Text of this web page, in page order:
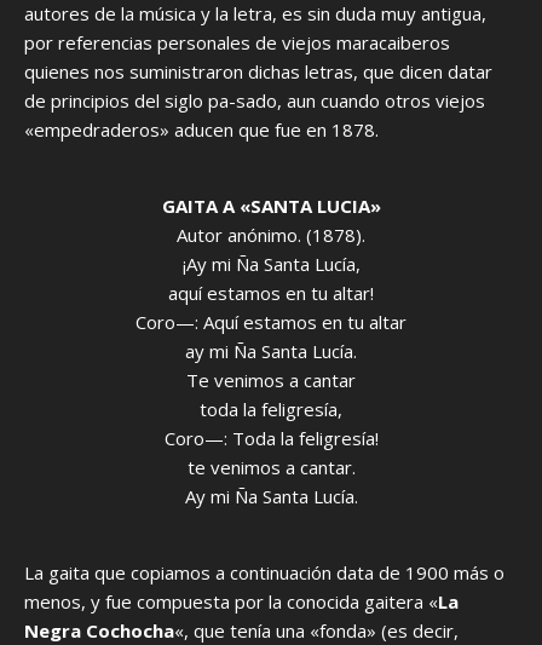
autores de la música y la letra, es sin duda muy antigua,
por referencias personales de viejos maracaiberos
quienes nos suministraron dichas letras, que dicen datar
de principios del siglo pa-sado, aun cuando otros viejos
«empedraderos» aducen que fue en 1878.
GAITA A «SANTA LUCIA»
Autor anónimo. (1878).
¡Ay mi Ña Santa Lucía,
aquí estamos en tu altar!
Coro—: Aquí estamos en tu altar
ay mi Ña Santa Lucía.
Te venimos a cantar
toda la feligresía,
Coro—: Toda la feligresía!
te venimos a cantar.
Ay mi Ña Santa Lucía.
La gaita que copiamos a continuación data de 1900 más o
menos, y fue compuesta por la conocida gaitera «La
Negra Cochocha«, que tenía una «fonda» (es decir,